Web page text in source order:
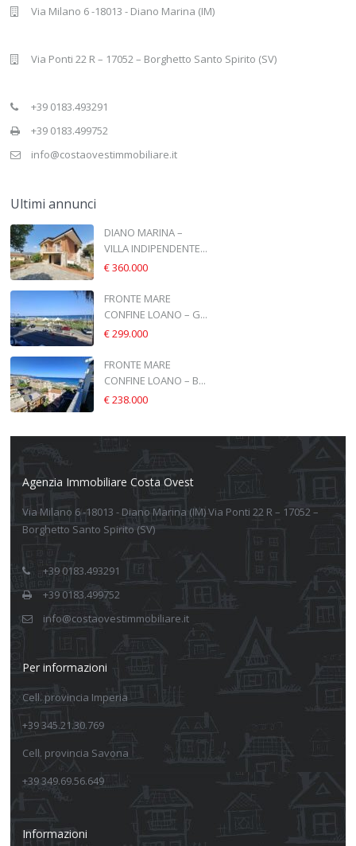
Via Milano 6 -18013 - Diano Marina (IM)
Via Ponti 22 R – 17052 – Borghetto Santo Spirito (SV)
+39 0183.493291
+39 0183.499752
info@costaovestimmobiliare.it
Ultimi annunci
DIANO MARINA –
VILLA INDIPENDENTE...
€ 360.000
FRONTE MARE
CONFINE LOANO – G...
€ 299.000
FRONTE MARE
CONFINE LOANO – B...
€ 238.000
Agenzia Immobiliare Costa Ovest
Via Milano 6 -18013 - Diano Marina (IM) Via Ponti 22 R – 17052 –
Borghetto Santo Spirito (SV)
+39 0183.493291
+39 0183.499752
info@costaovestimmobiliare.it
Per informazioni
Cell. provincia Imperia
+39 345.21.30.769
Cell. provincia Savona
+39 349.69.56.649
Informazioni